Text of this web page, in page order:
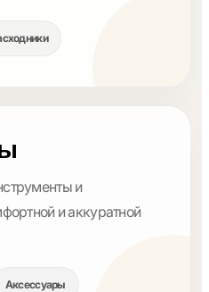
и
и аккуратной
Аксессуары